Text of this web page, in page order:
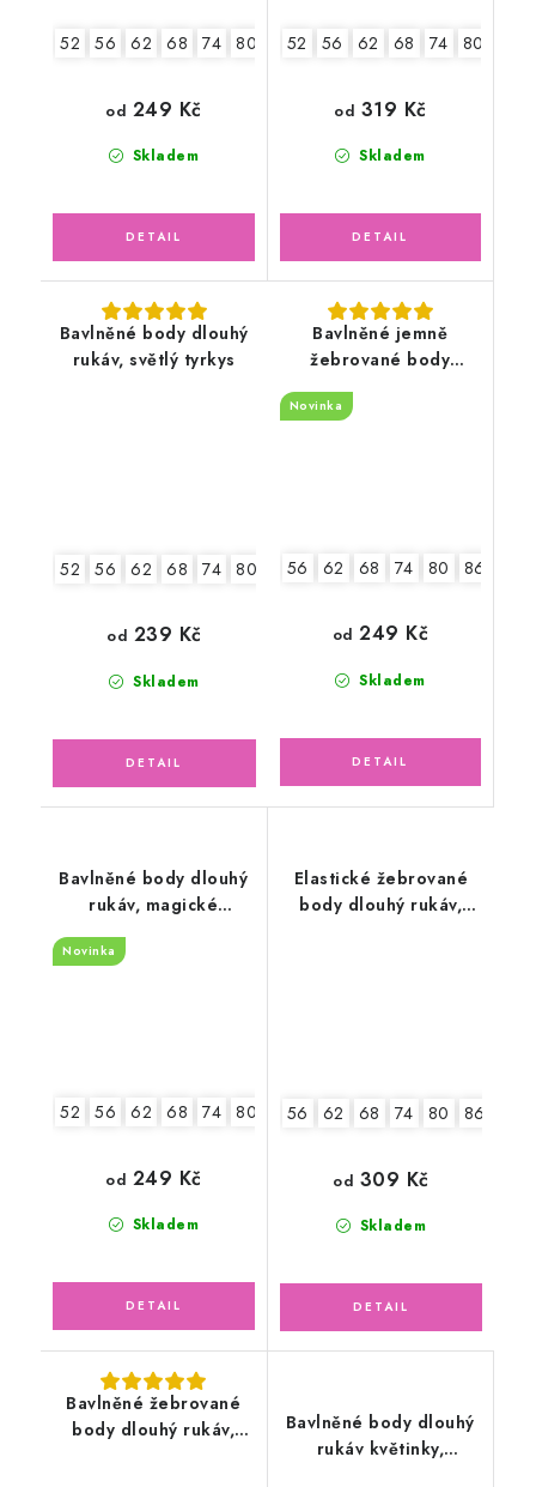
52 56 62 68 74 80 86 92
Skladem
od 249 Kč
52 56 62 68 74 80
Skladem
od 319 Kč
Bavlněné body dlouhý
rukáv, světlý tyrkys
52 56 62 68 74 80 86 92
Skladem
od 239 Kč
Bavlněné jemně
žebrované body
dlouhý rukáv, tmavě
Novinka
56 62 68 74 80 86
Skladem
od 249 Kč
Bavlněné body dlouhý
rukáv, magické
Novinka
52 56 62 68 74 80 86 92
Skladem
od 249 Kč
Elastické žebrované
body dlouhý rukáv,
56 62 68 74 80 86
Skladem
od 309 Kč
Bavlněné žebrované
body dlouhý rukáv,
Bavlněné body dlouhý
rukáv květinky,